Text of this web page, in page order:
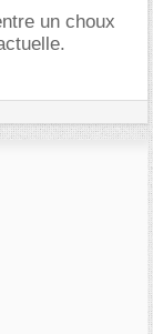
un choux